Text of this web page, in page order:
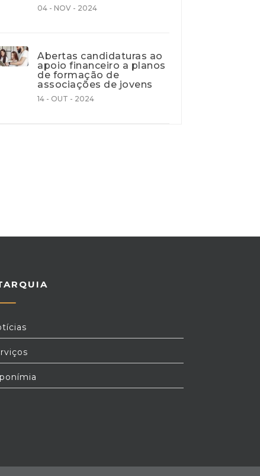
04 - NOV - 2024
Abertas candidaturas ao
apoio financeiro a planos
de formação de
associações de jovens
14 - OUT - 2024